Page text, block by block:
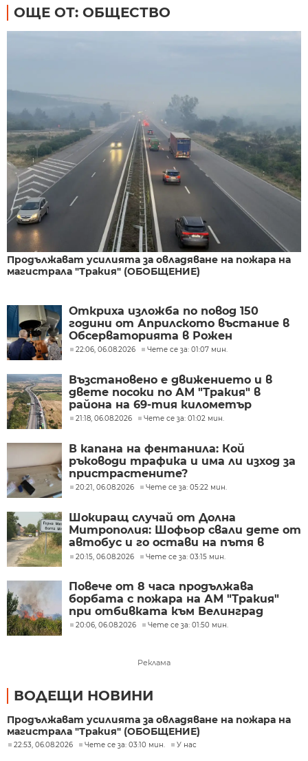
ОЩЕ ОТ: ОБЩЕСТВО
Продължават усилията за овладяване на пожара на
магистрала "Тракия" (ОБОБЩЕНИЕ)
Откриха изложба по повод 150
години от Априлското въстание в
Обсерваторията в Рожен
22:06, 06.08.2026 Чете се за: 01:07 мин.
Възстановено е движението и в
двете посоки по АМ "Тракия" в
района на 69-тия километър
21:18, 06.08.2026 Чете се за: 01:02 мин.
В капана на фентанила: Кой
ръководи трафика и има ли изход за
пристрастените?
20:21, 06.08.2026 Чете се за: 05:22 мин.
Шокиращ случай от Долна
Митрополия: Шофьор свали дете от
автобус и го остави на пътя в
жегата
20:15, 06.08.2026 Чете се за: 03:15 мин.
Повече от 8 часа продължава
борбата с пожара на АМ "Тракия"
при отбивката към Велинград
20:06, 06.08.2026 Чете се за: 01:50 мин.
Реклама
ВОДЕЩИ НОВИНИ
Продължават усилията за овладяване на пожара на
магистрала "Тракия" (ОБОБЩЕНИЕ)
22:53, 06.08.2026 Чете се за: 03:10 мин. У нас